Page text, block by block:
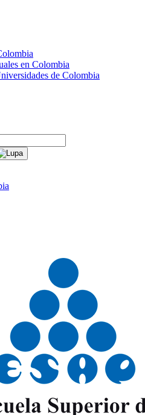
en Colombia
de Colombia